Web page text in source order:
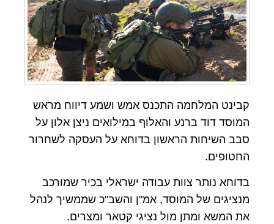
קבינט המלחמה התכנס אמש ושמע דיווח מראש
המוסד דוד ברנע והאלוף במילואים ניצן אלון על
סבב השיחות הראשון בדוחא על העסקה לשחרור
החטופים.
בדוחא נותר צוות עבודה ישראלי בכיר שמורכב
מנציגים של המוסד, אמ"ן והשב"כ שממשיך לנהל
את המשא ומתן מול נציגי קטאר ומצרים.